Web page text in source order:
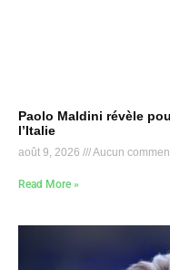
Paolo Maldini révèle
l’Italie
août 9, 2026 Aucun
Read More »